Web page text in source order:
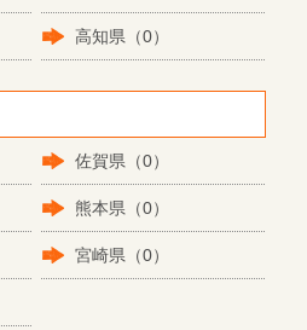
高知県（0）
佐賀県（0）
熊本県（0）
宮崎県（0）